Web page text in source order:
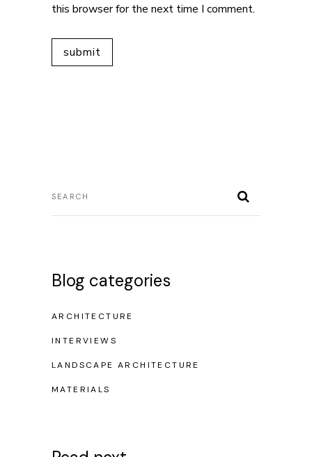
this browser for the next time I comment.
Blog categories
ARCHITECTURE
INTERVIEWS
LANDSCAPE ARCHITECTURE
MATERIALS